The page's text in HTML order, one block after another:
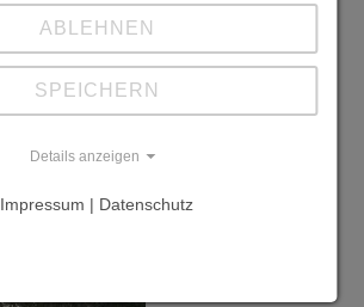
ABLEHNEN
SPEICHERN
Details anzeigen
Impressum | Datenschutz